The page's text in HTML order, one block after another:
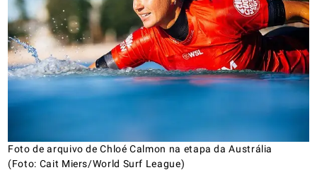
Foto de arquivo de Chloé Calmon na etapa da Austrália
(Foto: Cait Miers/World Surf League)